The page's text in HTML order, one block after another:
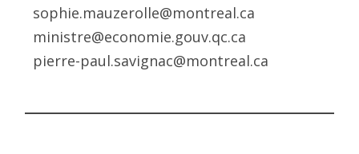
sophie.mauzerolle@montreal.ca
ministre@economie.gouv.qc.ca
pierre-paul.savignac@montreal.ca